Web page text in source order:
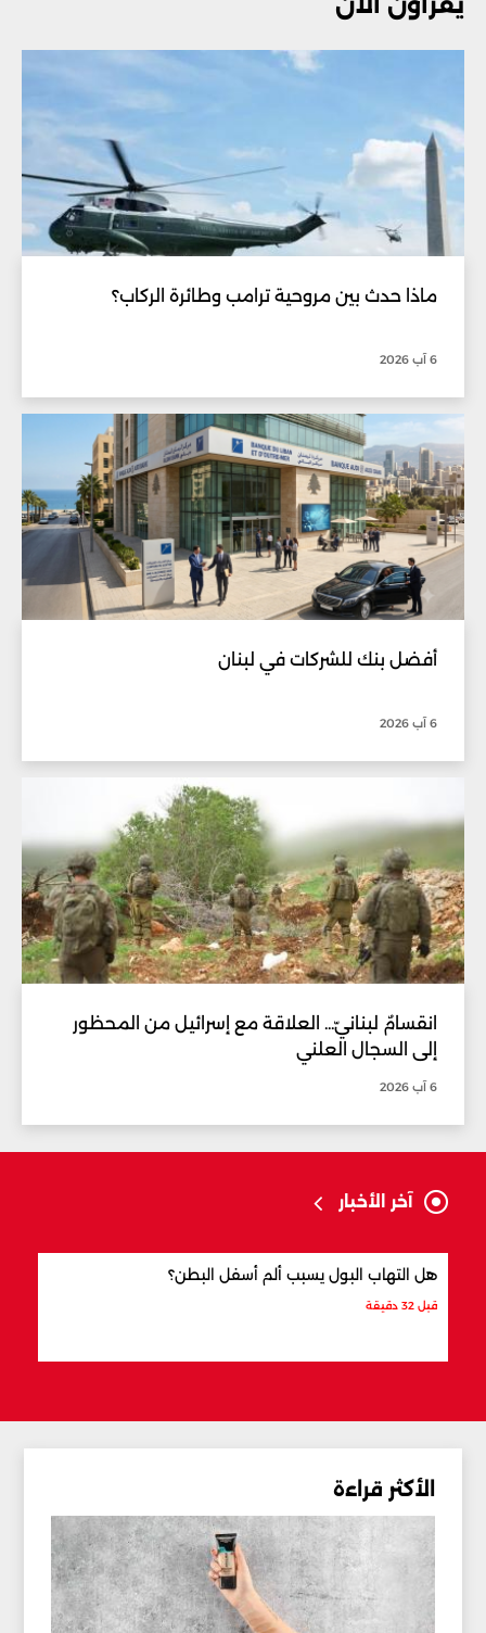
ماذا حدث بين مروحية ترامب وطائرة الركاب؟
6 آب 2026
أفضل بنك للشركات في لبنان
6 آب 2026
انقسامٌ لبنانيّ... العلاقة مع إسرائيل من المحظور
إلى السجال العلني
6 آب 2026
آخر الأخبار
هل التهاب البول يسبب ألم أسفل البطن؟
قبل 32 دقيقة
الأكثر قراءة